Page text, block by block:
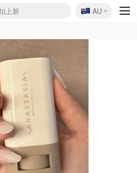
上新
3.5折
折价汇总
9折
市实拍
捡漏
1折起
折起
护肤1折
折
总送$50
物
折
奢地板价
6折
起
2折
销
物
开票
尚3折
肤沐浴露
门票6折
送香薰
折
历2.3折
3折
$16
逆天2折
4折
6折起
2.7折
9折
容仪9折
礼Live
衣3折
机3.7折
$24
折
折
🇦🇺
AU